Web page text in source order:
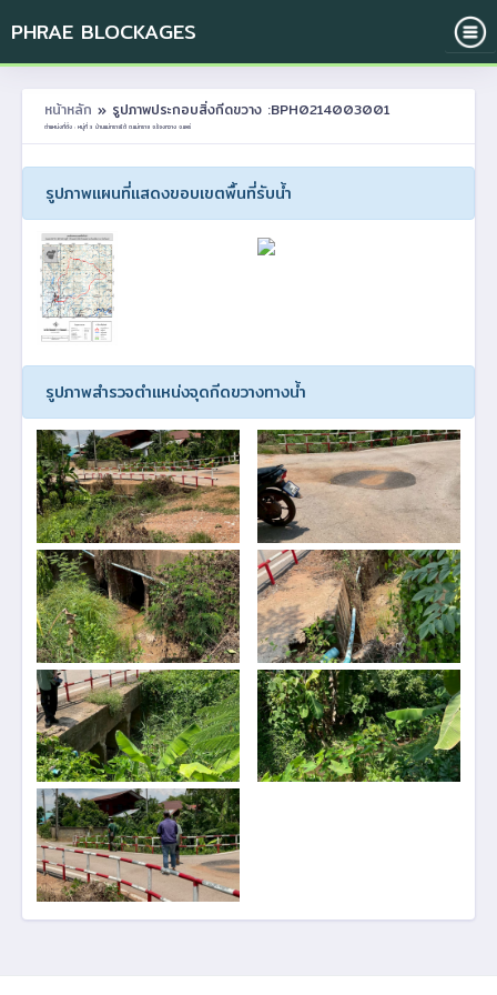
PHRAE BLOCKAGES
หน้าหลัก » รูปภาพประกอบสิ่งกีดขวาง :BPH0214003001
ตำแหน่งที่ตั้ง : หมู่ที่ 3 บ้านแม่ทรายใต้ ต.แม่ทราย อ.ร้องกวาง จ.แพร่
รูปภาพแผนที่แสดงขอบเขตพื้นที่รับน้ำ
รูปภาพสำรวจตำแหน่งจุดกีดขวางทางน้ำ